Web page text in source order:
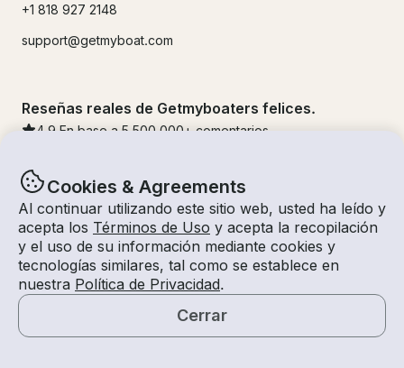
Cookies & Agreements
Al continuar utilizando este sitio web, usted ha leído y
acepta los Términos de Uso y acepta la recopilación
y el uso de su información mediante cookies y
tecnologías similares, tal como se establece en
nuestra Política de Privacidad.
Cerrar
+1 818 927 2148
support@getmyboat.com
Reseñas reales de Getmyboaters felices.
4.9 En base a 5 500,000 + comentarios
© Getmyboat 2026TérminosPrivacidad